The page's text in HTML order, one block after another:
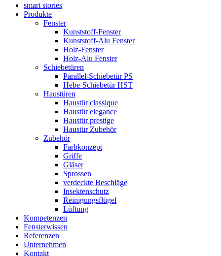
smart stories
Produkte
Fenster
Kunststoff-Fenster
Kunststoff-Alu Fenster
Holz-Fenster
Holz-Alu Fenster
Schiebetüren
Parallel-Schiebetür PS
Hebe-Schiebetür HST
Haustüren
Haustür classique
Haustür elegance
Haustür prestige
Haustür Zubehör
Zubehör
Farbkonzept
Griffe
Gläser
Sprossen
verdeckte Beschläge
Insektenschutz
Reinigungsflügel
Lüftung
Kompetenzen
Fensterwissen
Referenzen
Unternehmen
Kontakt